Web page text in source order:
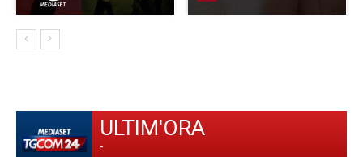
ULTIM'ORA
-